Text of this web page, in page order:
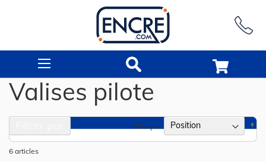
Valises pilote
6 articles
Trier par